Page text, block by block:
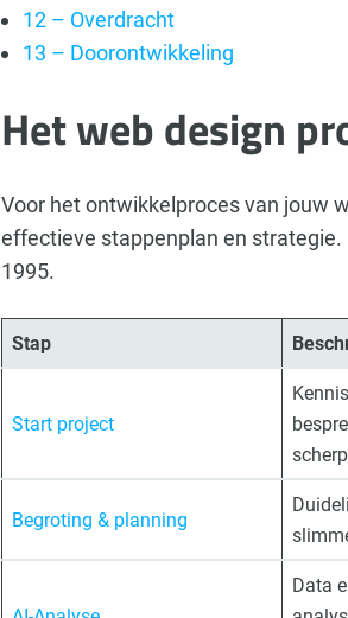
12 – Overdracht
13 – Doorontwikkeling
Het web design
Voor het ontwikkelproces van jouw
effectieve stappenplan en
1995.
Stap
Start project
Begroting & planning
Data